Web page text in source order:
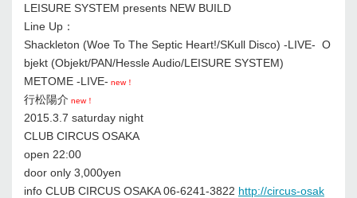
LEISURE SYSTEM presents NEW BUILD
Line Up：
Shackleton (Woe To The Septic Heart!/SKull Disco) -LIVE- O
bjekt (Objekt/PAN/Hessle Audio/LEISURE SYSTEM)
METOME -LIVE- new！
行松陽介 new！
2015.3.7 saturday night
CLUB CIRCUS OSAKA
open 22:00
door only 3,000yen
info CLUB CIRCUS OSAKA 06-6241-3822 http://circus-osak